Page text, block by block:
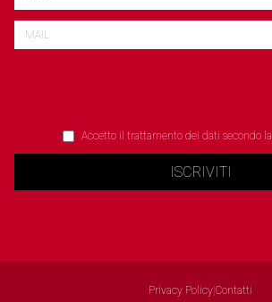
Accetto il trattamento dei dati secondo la
ISCRIVITI
Privacy Policy Contatti